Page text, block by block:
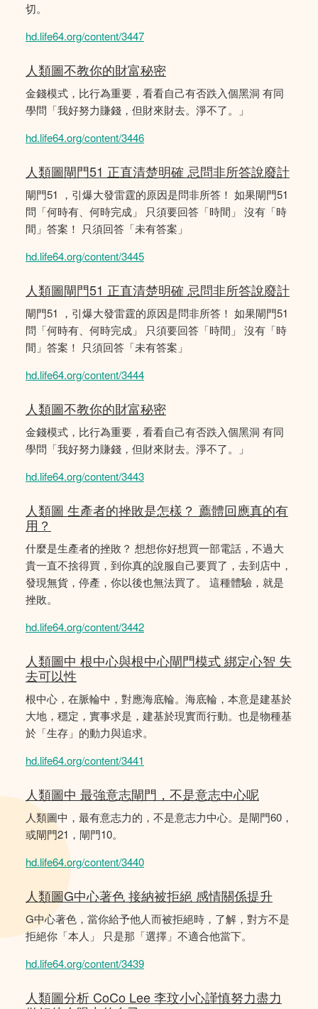
切。
hd.life64.org/content/3447
人類圖不教你的財富秘密
金錢模式，比行為重要，看看自己有否跌入個黑洞 有同
學問「我好努力賺錢，但財來財去。淨不了。」
hd.life64.org/content/3446
人類圖閘門51 正直清楚明確 忌問非所答說廢計
閘門51 ，引爆大發雷霆的原因是問非所答！ 如果閘門51
問「何時有、何時完成」 只須要回答「時間」 沒有「時
間」答案！ 只須回答「未有答案」
hd.life64.org/content/3445
人類圖閘門51 正直清楚明確 忌問非所答說廢計
閘門51 ，引爆大發雷霆的原因是問非所答！ 如果閘門51
問「何時有、何時完成」 只須要回答「時間」 沒有「時
間」答案！ 只須回答「未有答案」
hd.life64.org/content/3444
人類圖不教你的財富秘密
金錢模式，比行為重要，看看自己有否跌入個黑洞 有同
學問「我好努力賺錢，但財來財去。淨不了。」
hd.life64.org/content/3443
人類圖 生產者的挫敗是怎樣？ 薦體回應真的有
用？
什麼是生產者的挫敗？ 想想你好想買一部電話，不過大
貴一直不捨得買，到你真的說服自己要買了，去到店中，
發現無貨，停產，你以後也無法買了。 這種體驗，就是
挫敗。
hd.life64.org/content/3442
人類圖中 根中心與根中心閘門模式 綁定心智 失
去可以性
根中心，在脈輪中，對應海底輪。海底輪，本意是建基於
大地，穩定，實事求是，建基於現實而行動。也是物種基
於「生存」的動力與追求。
hd.life64.org/content/3441
人類圖中 最強意志閘門，不是意志中心呢
人類圖中，最有意志力的，不是意志力中心。是閘門60，
或閘門21，閘門10。
hd.life64.org/content/3440
人類圖G中心著色 接納被拒絕 感情關係提升
G中心著色，當你給予他人而被拒絕時，了解，對方不是
拒絕你「本人」 只是那「選擇」不適合他當下。
hd.life64.org/content/3439
人類圖分析 CoCo Lee 李玟小心謹慎努力盡力